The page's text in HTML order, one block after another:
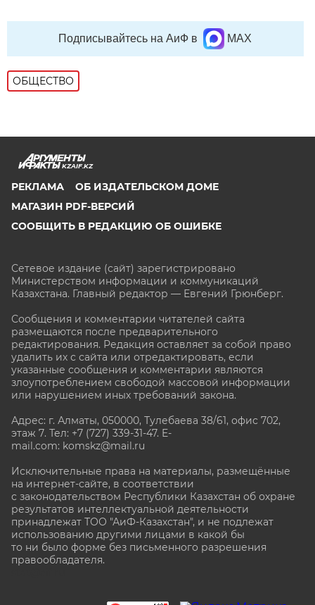
Подписывайтесь на АиФ в MAX
ОБЩЕСТВО
KZAIF.KZ
РЕКЛАМА
ОБ ИЗДАТЕЛЬСКОМ ДОМЕ
МАГАЗИН PDF-ВЕРСИЙ
СООБЩИТЬ В РЕДАКЦИЮ ОБ ОШИБКЕ
Сетевое издание (сайт) зарегистрировано
Министерством информации и коммуникаций
Казахстана. Главный редактор — Евгений Грюнберг.
Сообщения и комментарии читателей сайта
размещаются после предварительного
редактирования. Редакция оставляет за собой право
удалить их с сайта или отредактировать, если
указанные сообщения и комментарии являются
злоупотреблением свободой массовой информации
или нарушением иных требований закона.
Адрес: г. Алматы, 050000, Тулебаева 38/61, офис 702,
этаж 7. Тел: +7 (727) 339-31-47. E-
mail.com: komskz@mail.ru
Исключительные права на материалы, размещённые
на интернет-сайте, в соответствии
с законодательством Республики Казахстан об охране
результатов интеллектуальной деятельности
принадлежат ТОО "АиФ-Казахстан", и не подлежат
использованию другими лицами в какой бы
то ни было форме без письменного разрешения
правообладателя.